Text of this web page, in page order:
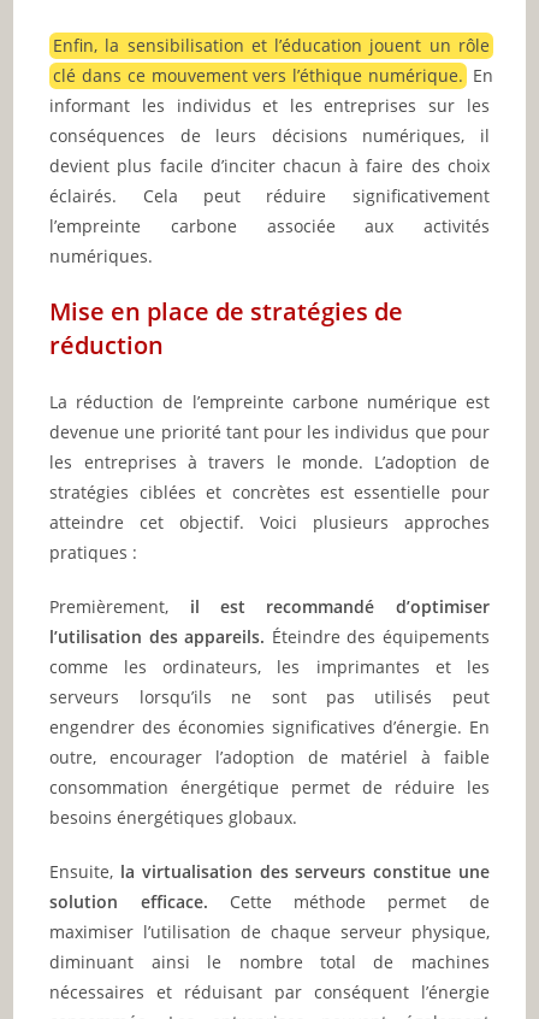
Enfin, la sensibilisation et l’éducation jouent un rôle
clé dans ce mouvement vers l’éthique numérique. En
informant les individus et les entreprises sur les
conséquences de leurs décisions numériques, il
devient plus facile d’inciter chacun à faire des choix
éclairés. Cela peut réduire significativement
l’empreinte carbone associée aux activités
numériques.
Mise en place de stratégies de
réduction
La réduction de l’empreinte carbone numérique est
devenue une priorité tant pour les individus que pour
les entreprises à travers le monde. L’adoption de
stratégies ciblées et concrètes est essentielle pour
atteindre cet objectif. Voici plusieurs approches
pratiques :
Premièrement, il est recommandé d’optimiser
l’utilisation des appareils. Éteindre des équipements
comme les ordinateurs, les imprimantes et les
serveurs lorsqu’ils ne sont pas utilisés peut
engendrer des économies significatives d’énergie. En
outre, encourager l’adoption de matériel à faible
consommation énergétique permet de réduire les
besoins énergétiques globaux.
Ensuite, la virtualisation des serveurs constitue une
solution efficace. Cette méthode permet de
maximiser l’utilisation de chaque serveur physique,
diminuant ainsi le nombre total de machines
nécessaires et réduisant par conséquent l’énergie